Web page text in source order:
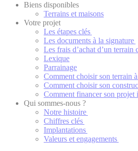
Biens disponibles
Terrains et maisons
Votre projet
Les étapes clés
Les documents à la signature
Les frais d’achat d’un terrain
Lexique
Parrainage
Comment choisir son terrain
Comment choisir son
Comment financer son projet
Qui sommes-nous ?
Notre histoire
Chiffres clés
Implantations
Valeurs et engagements